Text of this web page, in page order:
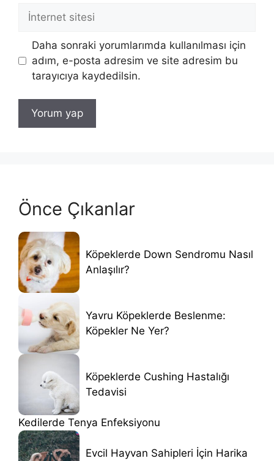
İnternet
sitesi
Daha sonraki yorumlarımda kullanılması için
adım, e-posta adresim ve site adresim bu
tarayıcıya kaydedilsin.
Önce Çıkanlar
Köpeklerde Down Sendromu Nasıl
Anlaşılır?
Yavru Köpeklerde Beslenme:
Köpekler Ne Yer?
Köpeklerde Cushing Hastalığı
Tedavisi
Kedilerde Tenya Enfeksiyonu
Evcil Hayvan Sahipleri İçin Harika